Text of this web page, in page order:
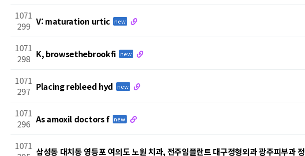
1071
299 V: maturation urtic new
1071
298 K, browsethebrookfi new
1071
297 Placing rebleed hyd new
1071
296 As amoxil doctors f new
1071 삼성동 대치동 영등포 여의도 노원 치과, 전주임플란트 대구정형외과 광주피부과